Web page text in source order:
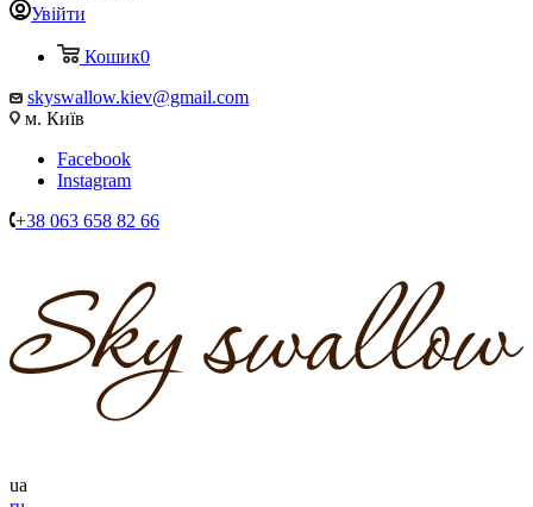
Увійти
Кошик0
skyswallow.kiev@gmail.com
м. Київ
Facebook
Instagram
+38 063 658 82 66
ua